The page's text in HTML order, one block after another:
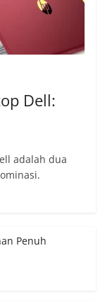
Dell:
adalah dua
Penuh